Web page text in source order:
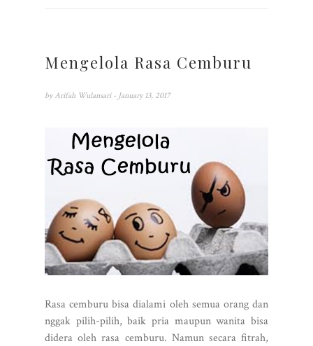
Mengelola Rasa Cemburu
by Arifah Wulansari - January 13, 2017
Rasa cemburu bisa dialami oleh semua orang dan
nggak pilih-pilih, baik pria maupun wanita bisa
didera oleh rasa cemburu. Namun secara fitrah,